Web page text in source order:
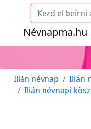
Névnapma.hu
Ilián névnap
Ilián
Ilián névnapi